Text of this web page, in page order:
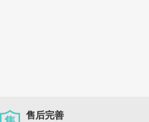
售后完善